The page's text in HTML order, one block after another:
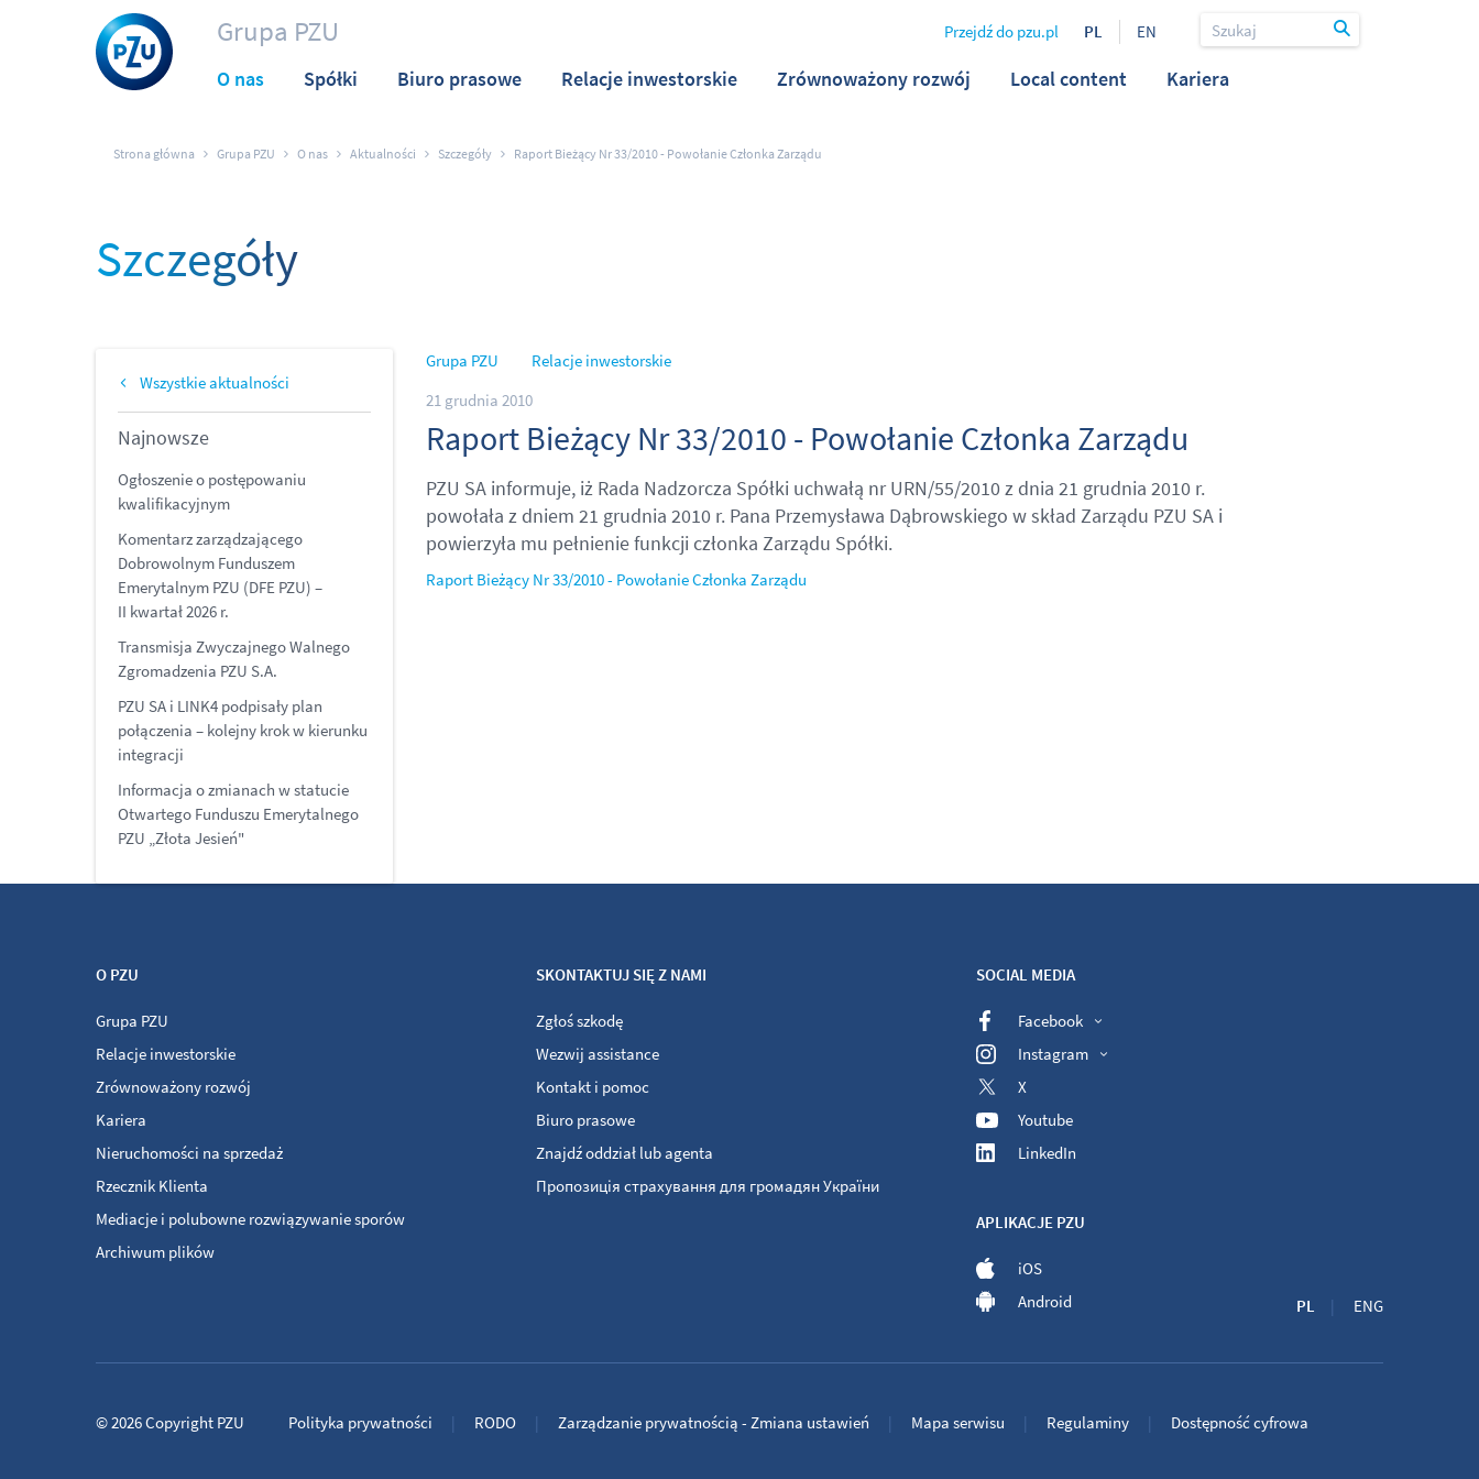
Grupa PZU
O nas Spółki Biuro prasowe Relacje inwestorskie Zrównoważony rozwój Local content Kariera
Przejdź do pzu.pl PL EN
Strona główna Grupa PZU O nas Aktualności Szczegóły Raport Bieżący Nr 33/2010 - Powołanie Członka Zarządu
Szczegóły
Wszystkie aktualności
Najnowsze
Ogłoszenie o postępowaniu
kwalifikacyjnym
Komentarz zarządzającego
Dobrowolnym Funduszem
Emerytalnym PZU (DFE PZU) –
II kwartał 2026 r.
Transmisja Zwyczajnego Walnego
Zgromadzenia PZU S.A.
PZU SA i LINK4 podpisały plan
połączenia – kolejny krok w kierunku
integracji
Informacja o zmianach w statucie
Otwartego Funduszu Emerytalnego
PZU „Złota Jesień"
Grupa PZU
Relacje inwestorskie
21 grudnia 2010
Raport Bieżący Nr 33/2010 - Powołanie Członka Zarządu
PZU SA informuje, iż Rada Nadzorcza Spółki uchwałą nr URN/55/2010 z dnia 21 grudnia 2010 r.
powołała z dniem 21 grudnia 2010 r. Pana Przemysława Dąbrowskiego w skład Zarządu PZU SA i
powierzyła mu pełnienie funkcji członka Zarządu Spółki.
Raport Bieżący Nr 33/2010 - Powołanie Członka Zarządu
O PZU
Grupa PZU
Relacje inwestorskie
Zrównoważony rozwój
Kariera
Nieruchomości na sprzedaż
Rzecznik Klienta
Mediacje i polubowne rozwiązywanie sporów
Archiwum plików
SKONTAKTUJ SIĘ Z NAMI
Zgłoś szkodę
Wezwij assistance
Kontakt i pomoc
Biuro prasowe
Znajdź oddział lub agenta
Пропозиція страхування для громадян України
SOCIAL MEDIA
Facebook
Instagram
X
Youtube
LinkedIn
APLIKACJE PZU
iOS
Android
PL ENG
Polityka prywatności RODO Zarządzanie prywatnością - Zmiana ustawień Mapa serwisu Regulaminy Dostępność cyfrowa
© 2026Copyright PZU